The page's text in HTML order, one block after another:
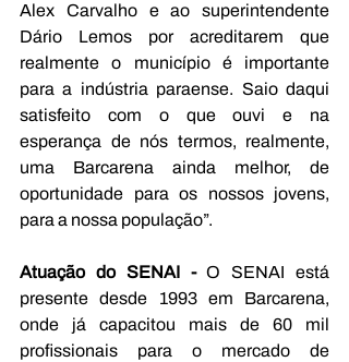
Alex Carvalho e ao superintendente
Dário Lemos por acreditarem que
realmente o município é importante
para a indústria paraense. Saio daqui
satisfeito com o que ouvi e na
esperança de nós termos, realmente,
uma Barcarena ainda melhor, de
oportunidade para os nossos jovens,
para a nossa população”.
Atuação do SENAI - O SENAI está
presente desde 1993 em Barcarena,
onde já capacitou mais de 60 mil
profissionais para o mercado de